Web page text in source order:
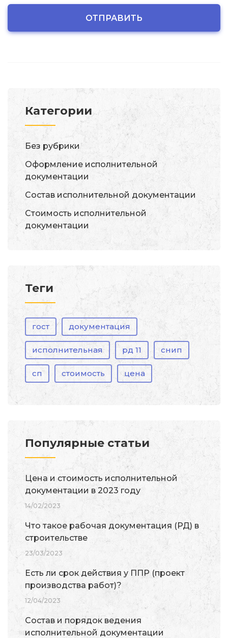
Категории
Без рубрики
Оформление исполнительной
документации
Состав исполнительной документации
Стоимость исполнительной
документации
Теги
гост документация
исполнительная рд 11 снип
сп стоимость цена
Популярные статьи
Цена и стоимость исполнительной
документации в 2023 году
14/02/2023
Что такое рабочая документация (РД) в
строительстве
23/03/2023
Есть ли срок действия у ППР (проект
производства работ)?
12/04/2023
Состав и порядок ведения
исполнительной документации